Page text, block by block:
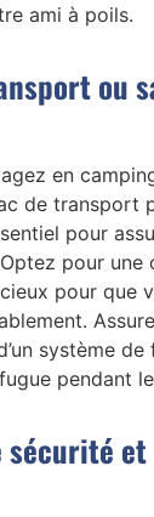
ami à poils.
ou
en
de transport
pour
pour une
pour que
système
pendant
sécurité